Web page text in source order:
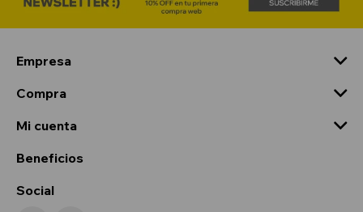
Empresa
Compra
Mi cuenta
Beneficios
Social